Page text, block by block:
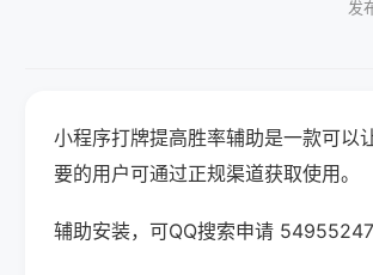
发
小程序打牌提高胜率辅助是一款可以
要的用户可通过正规渠道获取使用。
辅助安装，可QQ搜索申请